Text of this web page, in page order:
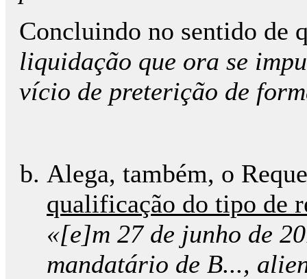
Concluindo no sentido de
liquidação que ora se
vício de preterição de
Alega, também, o
qualificação do tipo de
«[e]m 27 de junho de
mandatário de B...,